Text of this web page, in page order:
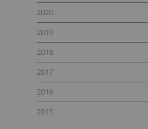
2020
2019
2018
2017
2016
2015